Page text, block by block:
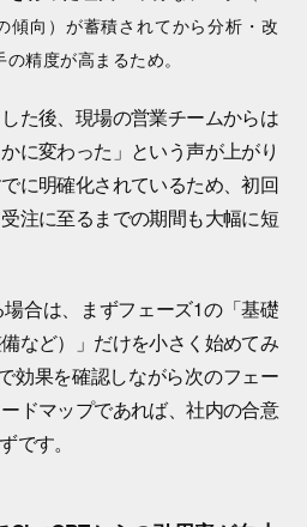
傾向）が蓄積されてから分析・改
精度が高まるため。
た後、現場の営業チームからは
に変わった」という声が上がり
に明確化されているため、初回
注に至るまでの期間も大幅に短
合は、まずフェーズ1の「基礎
など）」だけを小さく始めてみ
効果を確認しながら次のフェー
ドマップであれば、社内の合意
です。